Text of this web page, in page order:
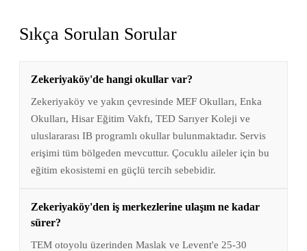
Sıkça Sorulan Sorular
Zekeriyaköy'de hangi okullar var?
Zekeriyaköy ve yakın çevresinde MEF Okulları, Enka
Okulları, Hisar Eğitim Vakfı, TED Sarıyer Koleji ve
uluslararası IB programlı okullar bulunmaktadır. Servis
erişimi tüm bölgeden mevcuttur. Çocuklu aileler için bu
eğitim ekosistemi en güçlü tercih sebebidir.
Zekeriyaköy'den iş merkezlerine ulaşım ne kadar
sürer?
TEM otoyolu üzerinden Maslak ve Levent'e 25-30